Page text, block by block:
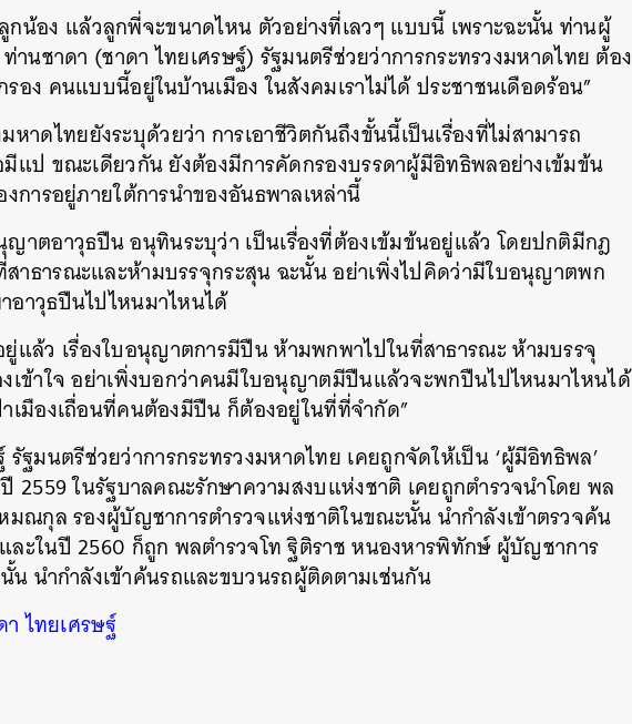
น้อง แล้วลูกพี่จะขนาดไหน ตัวอย่างที่เลวๆ แบบนี้ เพราะฉะนั้น ท่านผู้
านชาดา (ชาดา ไทยเศรษฐ์) รัฐมนตรีช่วยว่าการกระทรวงมหาดไทย ต้อง
อง คนแบบนี้อยู่ในบ้านเมือง ในสังคมเราไม่ได้ ประชาชนเดือดร้อน”
หาดไทยยังระบุด้วยว่า การเอาชีวิตกันถึงขั้นนี้เป็นเรื่องที่ไม่สามารถ
แป ขณะเดียวกัน ยังต้องมีการคัดกรองบรรดาผู้มีอิทธิพลอย่างเข้มข้น
งการอยู่ภายใต้การนำของอันธพาลเหล่านี้
ญาตอาวุธปืน อนุทินระบุว่า เป็นเรื่องที่ต้องเข้มข้นอยู่แล้ว โดยปกติมีกฎ
าธารณะและห้ามบรรจุกระสุน ฉะนั้น อย่าเพิ่งไปคิดว่ามีใบอนุญาตพก
าวุธปืนไปไหนมาไหนได้
ยู่แล้ว เรื่องใบอนุญาตการมีปืน ห้ามพกพาไปในที่สาธารณะ ห้ามบรรจุ
เข้าใจ อย่าเพิ่งบอกว่าคนมีใบอนุญาตมีปืนแล้วจะพกปืนไปไหนมาไหนได้
เมืองเถื่อนที่คนต้องมีปืน ก็ต้องอยู่ในที่ที่จำกัด”
รัฐมนตรีช่วยว่าการกระทรวงมหาดไทย เคยถูกจัดให้เป็น ‘ผู้มีอิทธิพล’
2559 ในรัฐบาลคณะรักษาความสงบแห่งชาติ เคยถูกตำรวจนำโดย พล
มณกุล รองผู้บัญชาการตำรวจแห่งชาติในขณะนั้น นำกำลังเข้าตรวจค้น
ะในปี 2560 ก็ถูก พลตำรวจโท ฐิติราช หนองหารพิทักษ์ ผู้บัญชาการ
น นำกำลังเข้าค้นรถและขบวนรถผู้ติดตามเช่นกัน
ไทยเศรษฐ์
SHARE TWEET LINE EMAIL